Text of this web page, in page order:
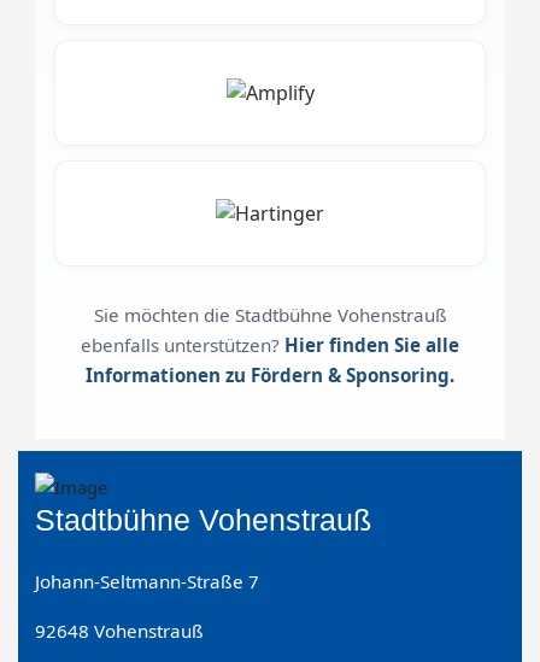
Sie möchten die Stadtbühne Vohenstrauß
ebenfalls unterstützen? Hier finden Sie alle
Informationen zu Fördern & Sponsoring.
Stadtbühne Vohenstrauß
Johann-Seltmann-Straße 7
92648 Vohenstrauß